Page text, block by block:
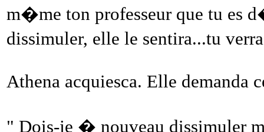
m�me ton professeur que tu
dissimuler, elle le sentira...tu
Athena acquiesca. Elle demanda
" Dois-je � nouveau dissimuler